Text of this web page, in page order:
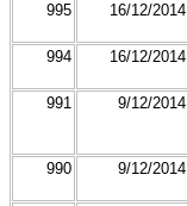
995 16/12/2014
994 16/12/2014
991 9/12/2014
990 9/12/2014